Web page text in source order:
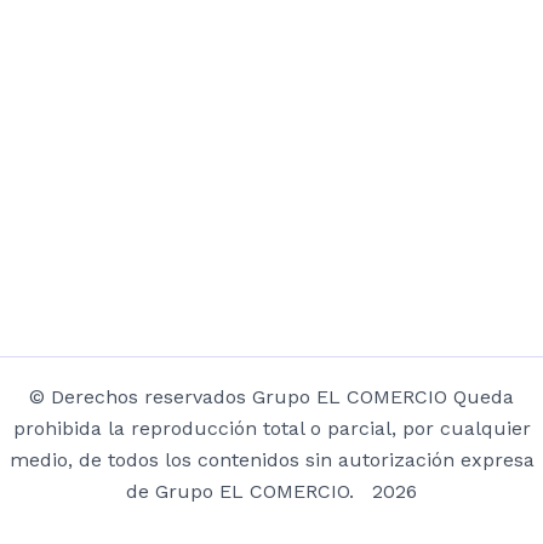
© Derechos reservados Grupo EL COMERCIO Queda
prohibida la reproducción total o parcial, por cualquier
medio, de todos los contenidos sin autorización expresa
de Grupo EL COMERCIO. 2026